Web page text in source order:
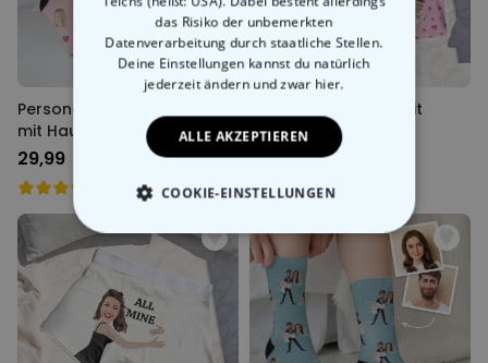
Personalisierbare Socken
mit Haustier und Gesicht
29,99 CHF
Boxershorts Amor mit
deinem Gesicht
34,99 CHF
das Risiko der unbemerkten
Datenverarbeitung durch staatliche Stellen.
Deine Einstellungen kannst du natürlich
jederzeit ändern und zwar hier.
ALLE AKZEPTIEREN
COOKIE-EINSTELLUNGEN
ESSENTIELL
PERFORMANCE
MARKETING SONSTIGE